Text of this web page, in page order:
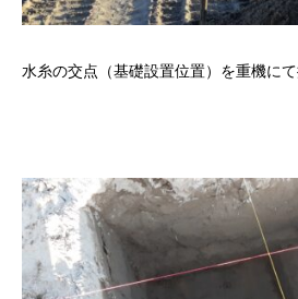
水糸の交点（基礎設置位置）を重機に